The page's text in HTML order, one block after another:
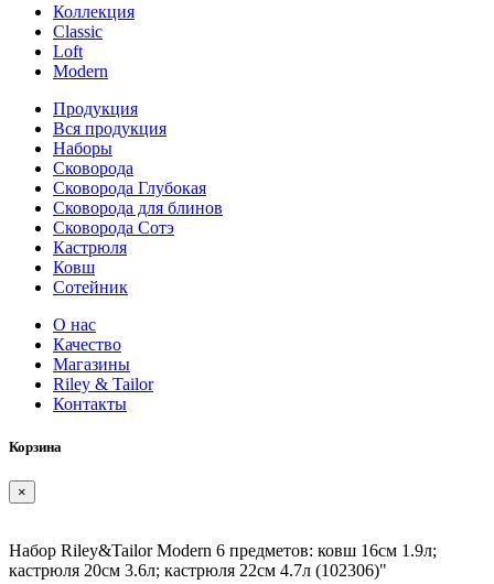
Коллекция
Classic
Loft
Modern
Продукция
Вся продукция
Наборы
Сковорода
Сковорода Глубокая
Сковорода для блинов
Сковорода Сотэ
Кастрюля
Ковш
Сотейник
О нас
Качество
Магазины
Riley & Tailor
Контакты
Корзина
×
Набор Riley&Tailor Modern 6 предметов: ковш 16см 1.9л;
кастрюля 20см 3.6л; кастрюля 22см 4.7л (102306)"